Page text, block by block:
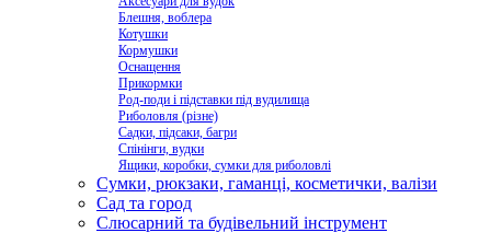
Блешня, воблера
Котушки
Кормушки
Оснащення
Прикормки
Род-поди і підставки під вудилища
Риболовля (різне)
Садки, підсаки, багри
Спінінги, вудки
Ящики, коробки, сумки для риболовлі
Сумки, рюкзаки, гаманці, косметички, валізи
Сад та город
Слюсарний та будівельний інструмент